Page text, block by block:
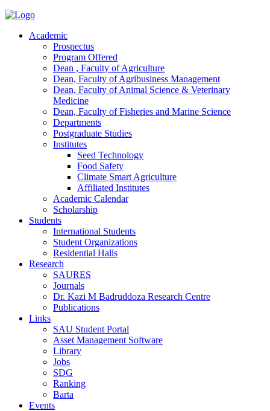
Academic
Prospectus
Program Offered
Dean , Faculty of Agriculture
Dean, Faculty of Agribusiness Management
Dean, Faculty of Animal Science & Veterinary
Medicine
Dean, Faculty of Fisheries and Marine Science
Departments
Postgraduate Studies
Institutes
Seed Technology
Food Safety
Climate Smart Agriculture
Affiliated Institutes
Academic Calendar
Scholarship
Students
International Students
Student Organizations
Residential Halls
Research
SAURES
Journals
Dr. Kazi M Badruddoza Research Centre
Publications
Links
SAU Student Portal
Asset Management Software
Library
Jobs
SDG
Ranking
Barta
Events